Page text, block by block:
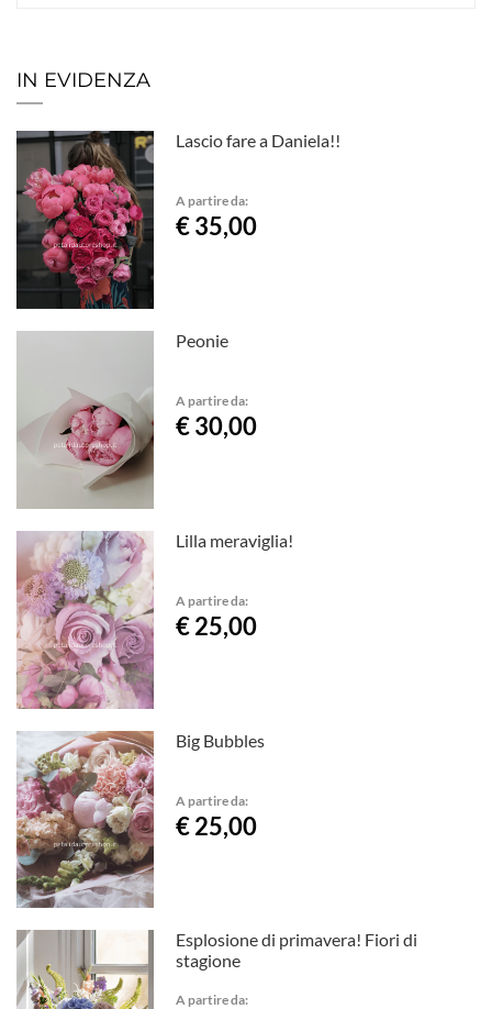
IN EVIDENZA
Lascio fare a Daniela!!
A partire da:
€ 35,00
Peonie
A partire da:
€ 30,00
Lilla meraviglia!
A partire da:
€ 25,00
Big Bubbles
A partire da:
€ 25,00
Esplosione di primavera! Fiori di
stagione
A partire da: